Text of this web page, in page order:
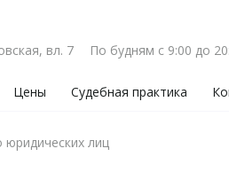
вл. 7 По будням с 9:00 до
Цены Судебная практика
юридических лиц